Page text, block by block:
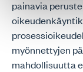
painavia
myönnettyjen
mahdollisuutta